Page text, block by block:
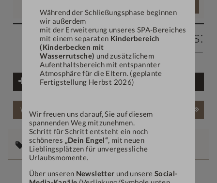
Während der Schließungsphase beginnen
wir außerdem
mit der Erweiterung unseres SPA-Bereiches
mit einem separaten Kinderbereich
(Kinderbecken mit
Wasserrutsche) und zusätzlichem
Aufenthaltsbereich mit entspannter
Atmosphäre für die Eltern. (geplante
Fertigstellung Herbst 2026)
Wir freuen uns darauf, Sie auf diesem
spannenden Weg mitzunehmen.
Schritt für Schritt entsteht ein noch
schöneres „Dein Engel“, mit neuen
Lieblingsplätzen für unvergessliche
Urlaubsmomente.
Über unseren Newsletter und unsere Social-
Gutscheinpreis:
€ 828,—
Weiteren Gutschein hinzufügen
Weiter
Persönliche Angaben